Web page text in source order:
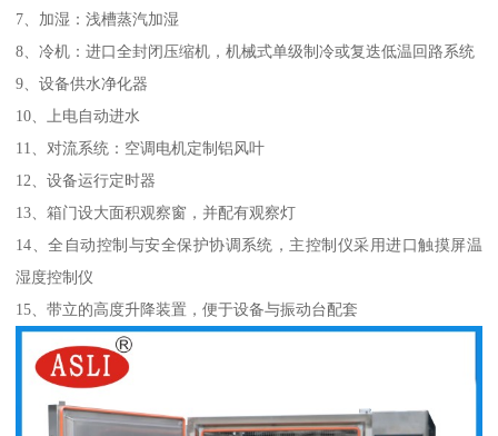
7、加湿：浅槽蒸汽加湿
8、冷机：进口全封闭压缩机，机械式单级制冷或复迭低温回路系统
9、设备供水净化器
10、上电自动进水
11、对流系统：空调电机定制铝风叶
12、设备运行定时器
13、箱门设大面积观察窗，并配有观察灯
14、全自动控制与安全保护协调系统，主控制仪采用进口触摸屏温
湿度控制仪
15、带立的高度升降装置，便于设备与振动台配套